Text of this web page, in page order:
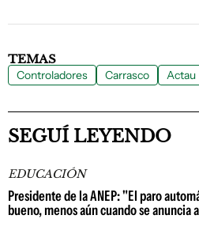
TEMAS
Controladores Carrasco Actau
SEGUÍ LEYENDO
EDUCACIÓN
Presidente de la ANEP: "El paro
bueno, menos aún cuando se anuncia